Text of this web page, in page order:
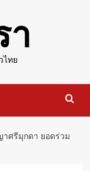
า
ไทย
ศรีมุกดา ยอดร่วม